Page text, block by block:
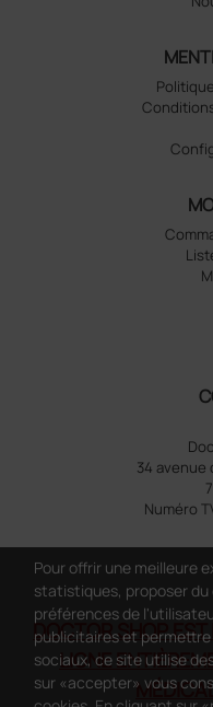
34 avenue
Numéro
DOCTOR SHOP EST
LIGNE
Pour offrir une meilleure
statistiques, proposer
préférences de
publicitaires et
sociaux, ce site utilise
sur «accepter» vous